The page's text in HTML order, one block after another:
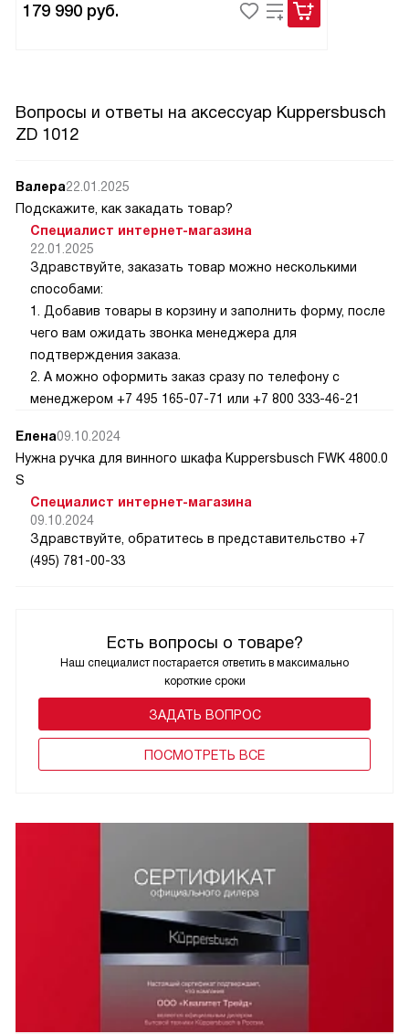
179 990 руб.
Вопросы и ответы на аксессуар Kuppersbusch
ZD 1012
Есть вопросы о товаре?
Наш специалист постарается ответить в максимально
короткие сроки
ЗАДАТЬ ВОПРОС
ПОCМОТРЕТЬ ВСЕ
Валера22.01.2025
Подскажите, как закадать товар?
Специалист интернет-магазина
22.01.2025
Здравствуйте, заказать товар можно несколькими
способами:
1. Добавив товары в корзину и заполнить форму, после
чего вам ожидать звонка менеджера для
подтверждения заказа.
2. А можно оформить заказ сразу по телефону с
менеджером +7 495 165-07-71 или +7 800 333-46-21
Елена09.10.2024
Нужна ручка для винного шкафа Kuppersbusch FWK 4800.0
S
Специалист интернет-магазина
09.10.2024
Здравствуйте, обратитесь в представительство +7
(495) 781-00-33